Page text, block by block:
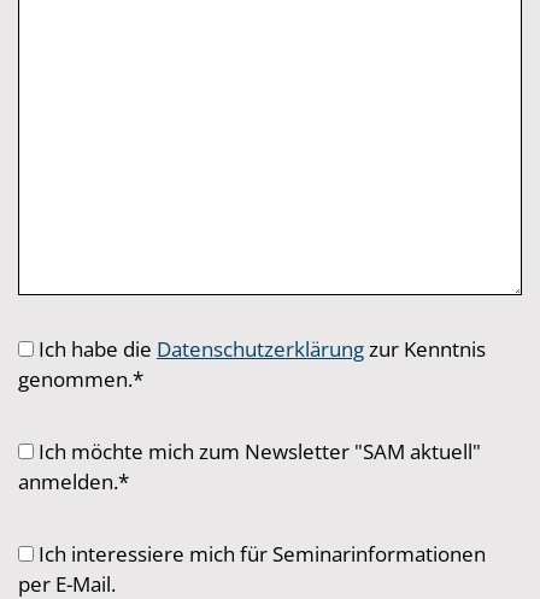
Ich habe die Datenschutzerklärung zur Kenntnis
genommen.*
Ich möchte mich zum Newsletter "SAM aktuell"
anmelden.*
Ich interessiere mich für Seminarinformationen
per E-Mail.